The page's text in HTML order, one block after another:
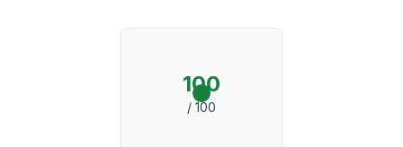
100
/ 100